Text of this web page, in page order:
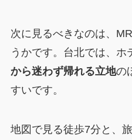
次に見るべきなのは、
うかです。台北では、ホ
から迷わず帰れる立地の
すいです。
地図で見る徒歩7分と、